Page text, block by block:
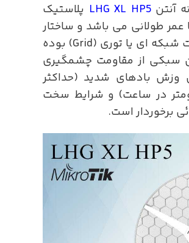
آنتن LHG XL HP5 پلاستیک
عمر طولانی می باشد و ساختار
آن بصورت شبکه ای یا توری (Grid) بوده
سبکی از مقاومت چشمگیری
وزش بادهای شدید (حداکثر
در ساعت) و شرایط سخت
برخوردار است.